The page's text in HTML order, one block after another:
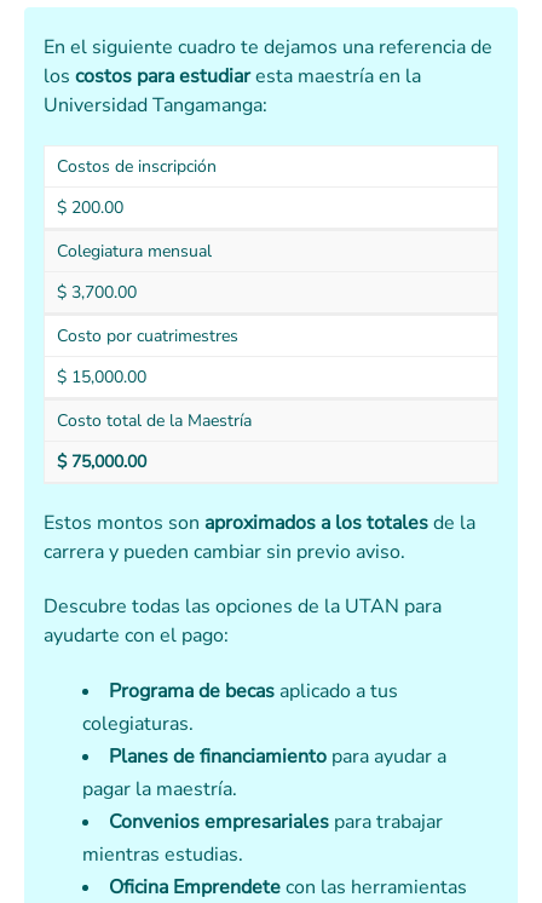
En el siguiente cuadro te dejamos una referencia de
los costos para estudiaresta maestría en la
Universidad Tangamanga:
Costos de inscripción
$ 200.00
Colegiatura mensual
$ 3,700.00
Costo por cuatrimestres
$ 15,000.00
Costo total de la Maestría
$ 75,000.00
Estos montos son aproximados a los totalesde la
carrera y pueden cambiar sin previo aviso.
Descubre todas las opciones de la UTAN para
ayudarte con el pago:
Programa de becas aplicado a tus
colegiaturas.
Planes de financiamiento para ayudar a
pagar la maestría.
Convenios empresariales para trabajar
mientras estudias.
Oficina Emprendetecon las herramientas